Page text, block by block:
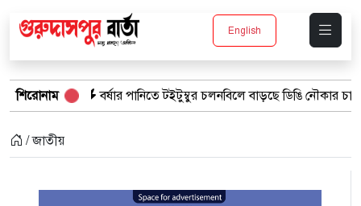
English
শিরোনাম
বর্ষার পানিতে টইটুম্বুর চলনবিলে বাড়ছে ডিঙি নৌকার চাহিদা
/ জাতীয়